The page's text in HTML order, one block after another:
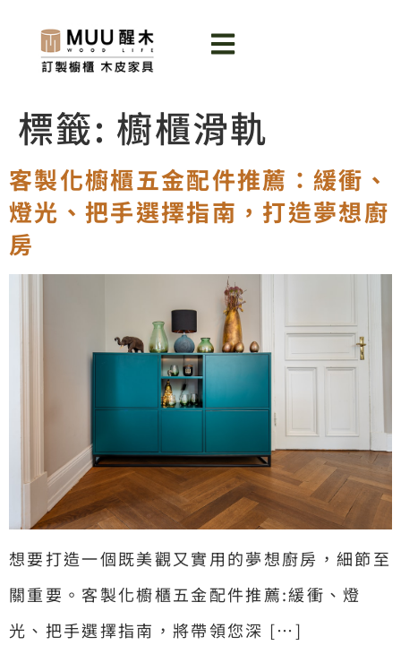
標籤: 櫥櫃滑軌
客製化櫥櫃五金配件推薦：緩衝、
燈光、把手選擇指南，打造夢想廚
房
想要打造一個既美觀又實用的夢想廚房，細節至
關重要。客製化櫥櫃五金配件推薦:緩衝、燈
光、把手選擇指南，將帶領您深 […]